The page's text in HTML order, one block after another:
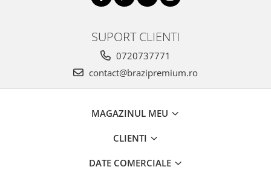
SUPORT CLIENTI
0720737771
contact@brazipremium.ro
MAGAZINUL MEU
CLIENTI
DATE COMERCIALE